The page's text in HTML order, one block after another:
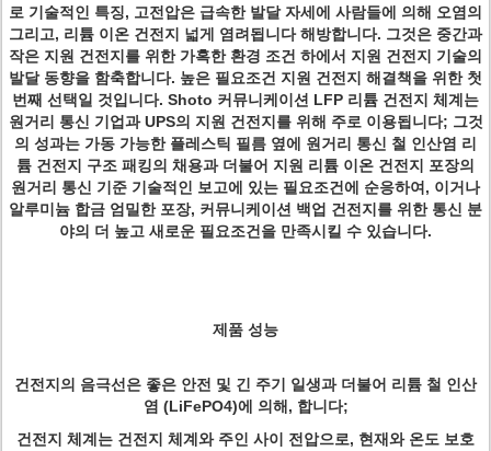
로 기술적인 특징, 고전압은 급속한 발달 자세에 사람들에 의해 오염의
그리고, 리튬 이온 건전지 넓게 염려됩니다 해방합니다. 그것은 중간과
작은 지원 건전지를 위한 가혹한 환경 조건 하에서 지원 건전지 기술의
발달 동향을 함축합니다. 높은 필요조건 지원 건전지 해결책을 위한 첫
번째 선택일 것입니다. Shoto 커뮤니케이션 LFP 리튬 건전지 체계는
원거리 통신 기업과 UPS의 지원 건전지를 위해 주로 이용됩니다; 그것
의 성과는 가동 가능한 플레스틱 필름 옆에 원거리 통신 철 인산염 리
튬 건전지 구조 패킹의 채용과 더불어 지원 리튬 이온 건전지 포장의
원거리 통신 기준 기술적인 보고에 있는 필요조건에 순응하여, 이거나
알루미늄 합금 엄밀한 포장, 커뮤니케이션 백업 건전지를 위한 통신 분
야의 더 높고 새로운 필요조건을 만족시킬 수 있습니다.
제품 성능
건전지의 음극선은 좋은 안전 및 긴 주기 일생과 더불어 리튬 철 인산
염 (LiFePO4)에 의해, 합니다;
건전지 체계는 건전지 체계와 주인 사이 전압으로, 현재와 온도 보호